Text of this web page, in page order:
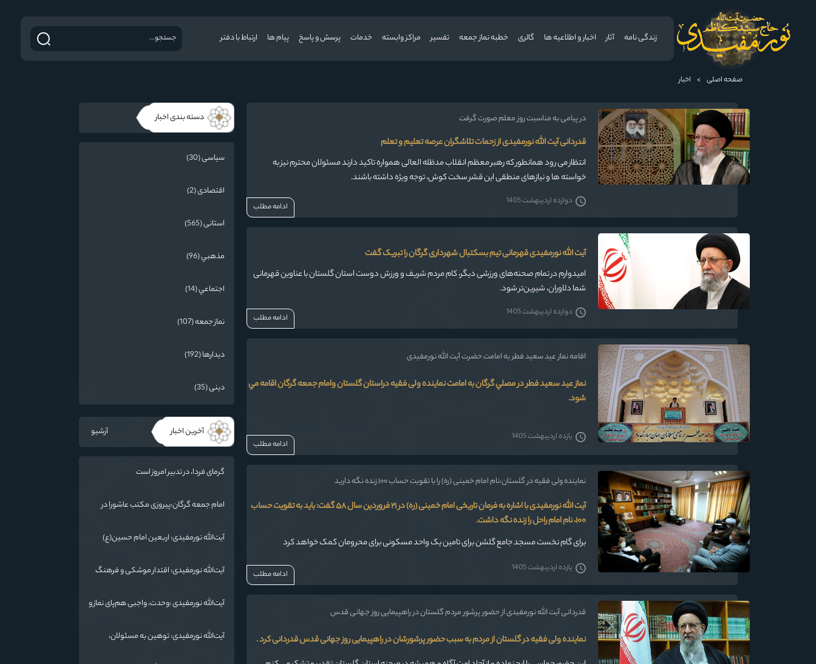
زندگی نامه آثار اخبار و اطلاعیه ها گالری خطبه نماز جمعه تفسیر مراکز وابسته خدمات پرسش و پاسخ پیام ها ارتباط با دفتر
صفحه اصلی > اخبار
در پیامی به مناسبت روز معلم صورت گرفت
قدردانی آیت الله نورمفیدی از زحمات تلاشگران عرصه تعلیم و تعلم
انتظار می رود همانطور که رهبر معظم انقلاب مدظله العالی همواره تاکید دارند مسئولان محترم نیز به
خواسته ها و نیازهای منطقی این قشر سخت کوش، توجه ویژه داشته باشند.
دوازده اردیبهشت 1405 ادامه مطلب
آیت الله نورمفیدی قهرمانی تیم بسکتبال شهرداری گرگان را تبریک گفت
امیدوارم در تمام صحنه‌های ورزشی دیگر، کام مردم شریف و ورزش دوست استان گلستان با عناوین قهرمانی
شما دلاوران، شیرین‌تر شود.
دوازده اردیبهشت 1405 ادامه مطلب
اقامه نماز عید سعید فطر به امامت حضرت آیت الله نورمفیدی
نماز عيد سعيد فطر در مصلي گرگان به امامت نماینده ولی فقیه دراستان گلستان وامام جمعه گرگان اقامه مي
شود.
یازده اردیبهشت 1405
ادامه مطلب
نماینده ولی فقیه در گلستان:نام امام خمینی (ره) را با تقویت حساب ۱۰۰ زنده نگه دارید
آیت الله نورمفیدی با اشاره به فرمان تاریخی امام خمینی (ره) در ۲۱ فروردین سال ۵۸ گفت: باید به تقویت حساب
۱۰۰، نام امام راحل را زنده نگه داشت.
برای گام‌ نخست مسجد جامع گلشن برای تامین یک واحد مسکونی برای محرومان کمک خواهد کرد
یازده اردیبهشت 1405
ادامه مطلب
قدردانی آیت الله نورمفیدی از حضور پرشور مردم گلستان در راهپیمایی روز جهانی قدس
نماینده ولی فقیه در گلستان از مردم به سبب حضور پرشورشان در راهپیمایی روز جهانی قدس قدردانی کرد .
دسته بندی اخبار
سیاسی (30)
اقتصادی (2)
استانی (565)
مذهبي (96)
اجتماعي (14)
نماز جمعه (107)
دیدارها (192)
دینی (35)
آخرین اخبار آرشیو
گرمای فردا، در تدبیر امروز است
امام جمعه گرگان:پیروزی مکتب عاشورا در
نمی‌شود
آیت‌الله نورمفیدی: اربعین امام حسین(ع)
اسلامی است/ تهمت به مسئولان حد شرعی
دارد
آیت‌الله نورمفیدی: اقتدار موشکی و فرهنگ
عاشورا تا ضرورت روایتگری جهانی
آیت‌الله نورمفیدی :وحدت، واجبی هم‌پای نماز و
آیت‌الله نورمفیدی: توهین به مسئولان،